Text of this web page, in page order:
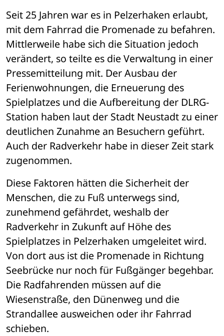
Seit 25 Jahren war es in Pelzerhaken erlaubt,
mit dem Fahrrad die Promenade zu befahren.
Mittlerweile habe sich die Situation jedoch
verändert, so teilte es die Verwaltung in einer
Pressemitteilung mit. Der Ausbau der
Ferienwohnungen, die Erneuerung des
Spielplatzes und die Aufbereitung der DLRG-
Station haben laut der Stadt Neustadt zu einer
deutlichen Zunahme an Besuchern geführt.
Auch der Radverkehr habe in dieser Zeit stark
zugenommen.
Diese Faktoren hätten die Sicherheit der
Menschen, die zu Fuß unterwegs sind,
zunehmend gefährdet, weshalb der
Radverkehr in Zukunft auf Höhe des
Spielplatzes in Pelzerhaken umgeleitet wird.
Von dort aus ist die Promenade in Richtung
Seebrücke nur noch für Fußgänger begehbar.
Die Radfahrenden müssen auf die
Wiesenstraße, den Dünenweg und die
Strandallee ausweichen oder ihr Fahrrad
schieben.